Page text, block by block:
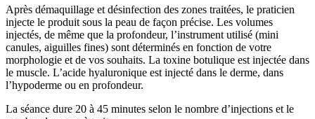
Après démaquillage et désinfection des zones traitées, le praticien
injecte le produit sous la peau de façon précise. Les volumes
injectés, de même que la profondeur, l’instrument utilisé (mini
canules, aiguilles fines) sont déterminés en fonction de votre
morphologie et de vos souhaits. La toxine botulique est injectée dans
le muscle. L’acide hyaluronique est injecté dans le derme, dans
l’hypoderme ou en profondeur.
La séance dure 20 à 45 minutes selon le nombre d’injections et le